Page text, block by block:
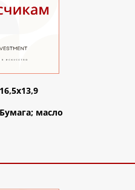
16,5х13,9
Бумага; масло